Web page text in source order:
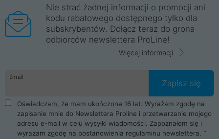
Nie strać żadnej informacji o promocji ani
kodu rabatowego dostępnego tylko dla
subskrybentów. Dołącz teraz do grona
odbiorców newslettera ProLine!
Więcej informacji
Email
Zapisz się
Oświadczam, że mam ukończone 16 lat. Wyrażam zgodę na
zapisanie mnie do Newslettera Proline i przetwarzanie mojego
adresu e-mail w celu wysyłki wiadomości. Zapoznałem się i
wyrażam zgodę na postanowienia regulaminu newslettera.